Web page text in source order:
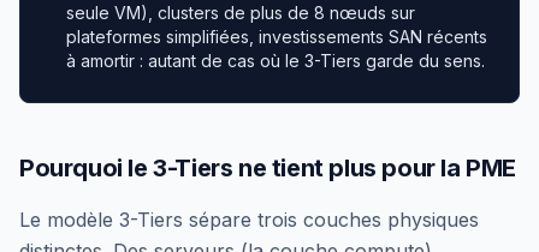
seule VM), clusters de plus de 8 nœuds sur
plateformes simplifiées, investissements SAN récents
à amortir : autant de cas où le 3-Tiers garde du sens.
Pourquoi le 3-Tiers ne tient plus pour la PME
Le modèle 3-Tiers sépare trois couches physiques